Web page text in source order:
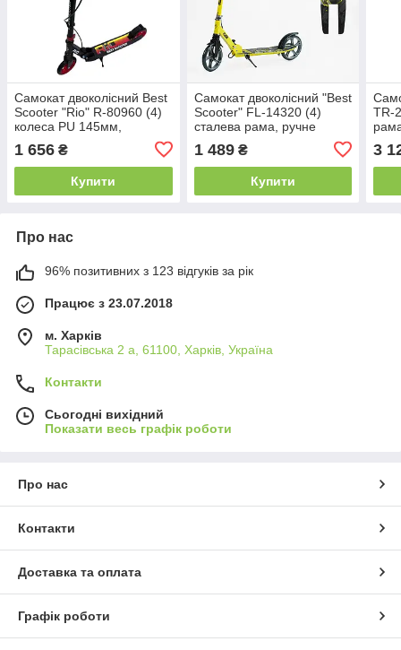
Самокат двоколісний Best
Scooter "Rio" R-80960 (4)
колеса PU 145мм,
ручне гальмо, в коробці
1 656 ₴
Купити
Самокат двоколісний "Best
Scooter" FL-14320 (4)
сталева рама, ручне
гальмо, колеса PU 200мм,
1 амортизатор передній, в
коробці
1 489₴
Купити
TR-
3
Про нас
96% позитивних з 123 відгуків за рік
Працює з 23.07.2018
м. Харків
Тарасівська 2 а, 61100, Харків, Україна
Контакти
Сьогодні вихідний
Показати весь графік роботи
Про нас
Контакти
Доставка та оплата
Графік роботи